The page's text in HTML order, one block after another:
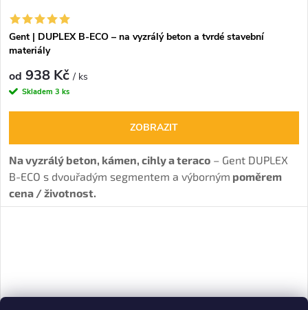
Gent | DUPLEX B-ECO – na vyzrálý beton a tvrdé stavební
materiály
od 938 Kč/ ks
Skladem 3 ks
ZOBRAZIT
Na vyzrálý beton, kámen, cihly a teraco – Gent DUPLEX
B-ECO s dvouřadým segmentem a výborným poměrem
cena / životnost.